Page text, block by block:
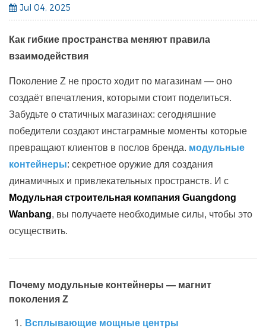
Jul 04, 2025
Как гибкие пространства меняют правила
взаимодействия
Поколение Z не просто ходит по магазинам — оно
создаёт впечатления, которыми стоит поделиться.
Забудьте о статичных магазинах: сегодняшние
победители создают инстаграмные моменты которые
превращают клиентов в послов бренда. модульные
контейнеры: секретное оружие для создания
динамичных и привлекательных пространств. И с
Модульная строительная компания Guangdong
Wanbang, вы получаете необходимые силы, чтобы это
осуществить.
Почему модульные контейнеры — магнит
поколения Z
Всплывающие мощные центры